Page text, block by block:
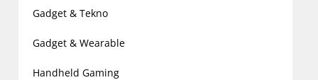
Gadget & Tekno
Gadget & Wearable
Handheld Gaming